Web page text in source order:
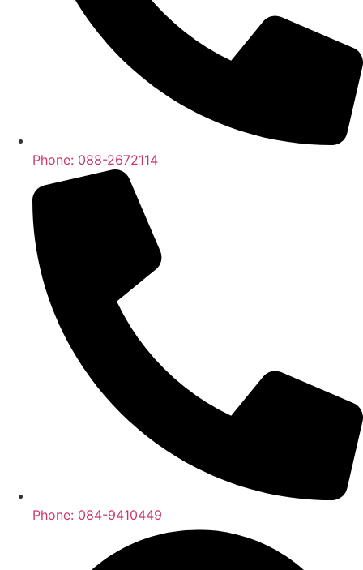
Phone: 088-2672114
Phone: 084-9410449